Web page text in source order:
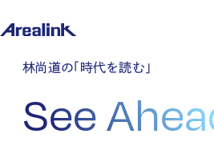
企業情報
企業理念
会社概要
ストレージ事業
パートナー制度
土地権利整備事業
IR情報
IRカレンダー
ニュース
林尚道の「時代を読む」
See